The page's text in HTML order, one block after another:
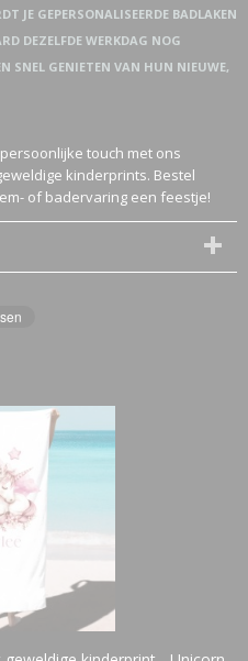
JE GEPERSONALISEERDE BADLAKEN
DEZELFDE WERKDAG NOG
SNEL GENIETEN VAN HUN NIEUWE,
touch met ons
kinderprints. Bestel
of badervaring een feestje!